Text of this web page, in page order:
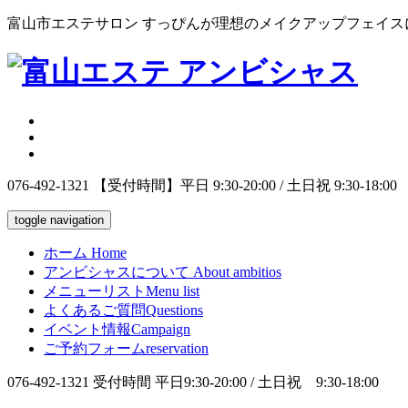
富山市エステサロン すっぴんが理想のメイクアップフェイス
076-492-1321 【受付時間】平日 9:30-20:00 / 土日祝 9:30-18:00
toggle navigation
ホーム Home
アンビシャスについて About ambitios
メニューリスト Menu list
よくあるご質問Questions
イベント情報Campaign
ご予約フォームreservation
076-492-1321 受付時間 平日9:30-20:00 / 土日祝 9:30-18:00